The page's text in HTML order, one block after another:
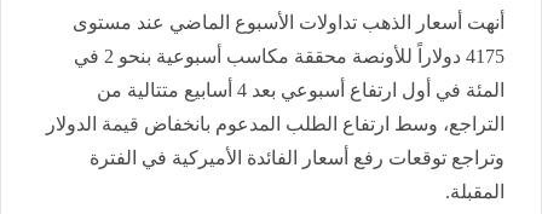
أنهت أسعار الذهب تداولات الأسبوع الماضي عند مستوى
4175 دولاراً للأونصة محققة مكاسب أسبوعية بنحو 2 في
المئة في أول ارتفاع أسبوعي بعد 4 أسابيع متتالية من
التراجع، وسط ارتفاع الطلب المدعوم بانخفاض قيمة الدولار
وتراجع توقعات رفع أسعار الفائدة الأميركية في الفترة
المقبلة.